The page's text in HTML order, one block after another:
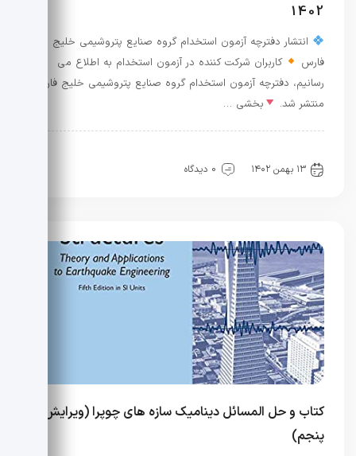
1402
انتشار دفترچه آزمون استخدام گروه صنایع پتروشیمی خلیج
فارس
کاربران شرکت کننده در آزمون استخدام به اطلاع می
رسانیم، دفترچه آزمون استخدام گروه صنایع پتروشیمی خلیج فارس
منتشر شد.
بخشی …
۱۳ بهمن ۱۴۰۲
0 دیدگاه
کتاب و حل المسائل دینامیک سازه های چوپرا (ویرایش
پنجم)